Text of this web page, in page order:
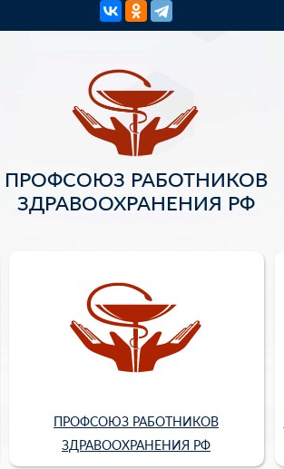
ПРОФСОЮЗ РАБОТНИКОВ
ЗДРАВООХРАНЕНИЯ РФ
ПРОФСОЮЗ РАБОТНИКОВ
ЗДРАВООХРАНЕНИЯ РФ